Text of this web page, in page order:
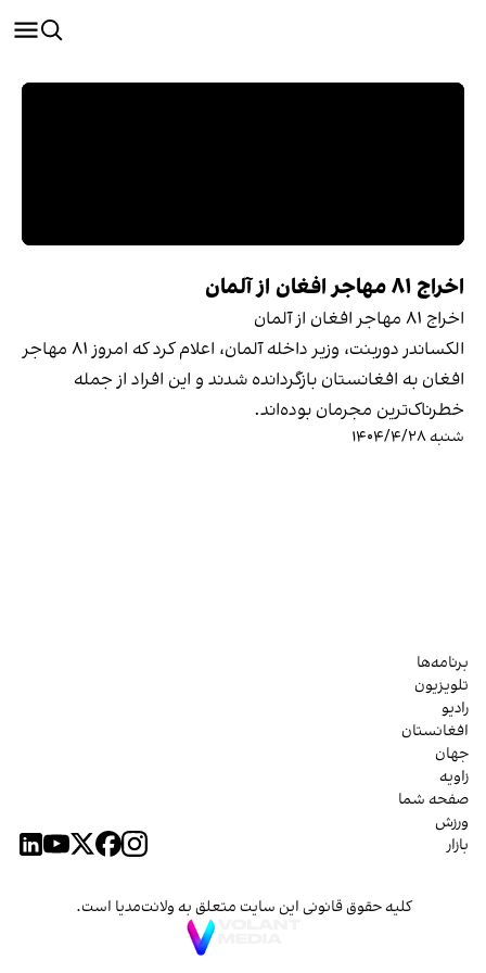
اخراج ۸۱ مهاجر افغان از آلمان
اخراج ۸۱ مهاجر افغان از آلمان
الکساندر دوربنت، وزیر داخله آلمان، اعلام کرد که امروز ۸۱ مهاجر
افغان به افغانستان بازگردانده شدند و این افراد از جمله
خطرناک‌ترین مجرمان بوده‌اند.
شنبه ۱۴۰۴/۴/۲۸
برنامه‌ها
تلویزیون
رادیو
افغانستان
جهان
زاویه
صفحه شما
ورزش
بازار
کلیه حقوق قانونی این سایت متعلق به ولانت‌مدیا است.